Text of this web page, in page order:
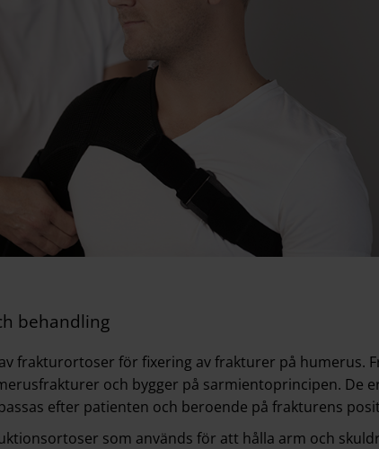
behandling
frakturortoser för fixering av frakturer på humerus.
och bygger på sarmientoprincipen. De
efter patienten och beroende på frakturens
som används för att hålla arm och